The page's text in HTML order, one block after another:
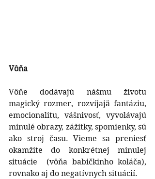
Vôňa
Vôňe dodávajú nášmu životu
magický rozmer, rozvíjajä fantáziu,
emocionalitu, vášnivosť, vyvolávajú
minulé obrazy, zážitky, spomienky, sú
ako stroj času. Vieme sa preniesť
okamžite do konkrétnej minulej
situácie  (vôňa babičkinho koláča),
rovnako aj do negatívnych situácií.